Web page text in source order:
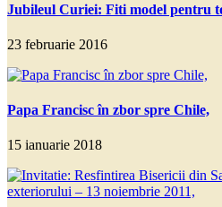
Jubileul Curiei: Fiti model pentru
23 februarie 2016
Papa Francisc în zbor spre Chile,
15 ianuarie 2018